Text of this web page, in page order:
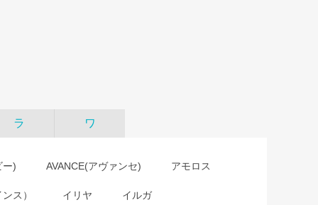
ラ ワ
ー) AVANCE(アヴァンセ) アモロス
ス） イリヤ イルガ